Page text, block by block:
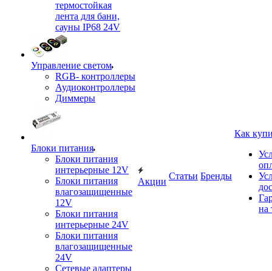
термостойкая
лента для бани,
сауны IP68 24V
Управление светом
RGB- контроллеры
Аудиоконтроллеры
Диммеры
Блоки питания
Блоки питания
интерьерные 12V
Блоки питания
влагозащищенные
12V
Блоки питания
интерьерные 24V
Блоки питания
влагозащищенные
24V
Сетевые адаптеры
Акции
Статьи Бренды
Как
на